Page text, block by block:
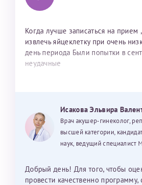
Когда лучше записаться на прием
извлечь яйцеклетку при очень
день периода Были попытки в
неудачные
Исакова Эльвира
Врач акушер-гинеколог,
высшей категории,
наук, ведущий специалист
Добрый день! Для того, чтобы
провести качественно программу,